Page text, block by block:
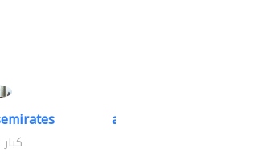
accurate bldh cont..